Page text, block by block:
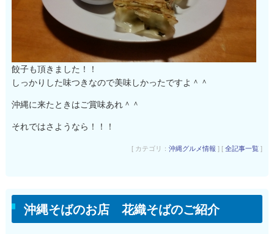
餃子も頂きました！！
しっかりした味つきなので美味しかったですよ＾＾
沖縄に来たときはご賞味あれ＾＾
それではさようなら！！！
[ カテゴリ：沖縄グルメ情報 ] [全記事一覧 ]
沖縄そばのお店 花織そばのご紹介